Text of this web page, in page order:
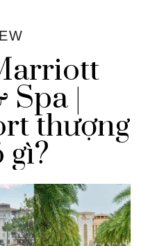
Spa |
thượng
gì?